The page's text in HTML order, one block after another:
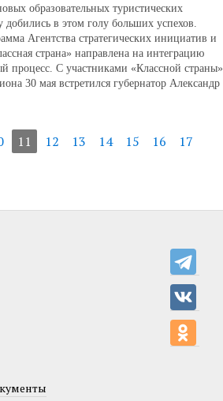
образовательных туристических
в этом голу больших успехов.
Агентства стратегических инициатив и
страна» направлена на интеграцию
процесс. С участниками «Классной страны»
30 мая встретился губернатор Александр
11 12 13 14 15 16
17